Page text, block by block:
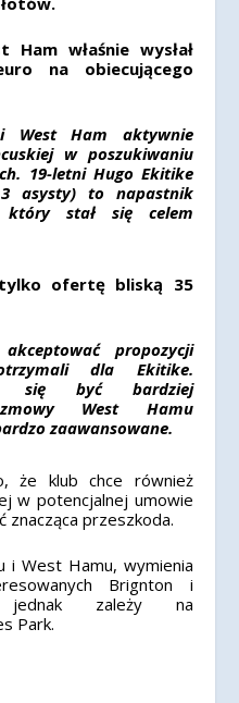
Ham właśnie wysłał
na obiecującego
West Ham aktywnie
w poszukiwaniu
19-letni Hugo Ekitike
asysty) to napastnik
stał się celem
tylko ofertę bliską 35
propozycji
dla Ekitike.
się być bardziej
West Hamu
zaawansowane.
że klub chce również
w potencjalnej umowie
znacząca przeszkoda.
i West Hamu, wymienia
Brignton i
jednak zależy na
Park.